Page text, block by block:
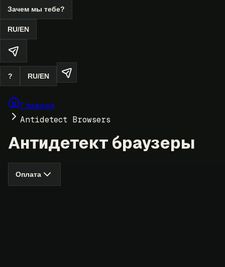
Зачем мы тебе?
RU/EN
? RU/EN
Главная
Antidetect Browsers
Антидетект браузеры
Оплата